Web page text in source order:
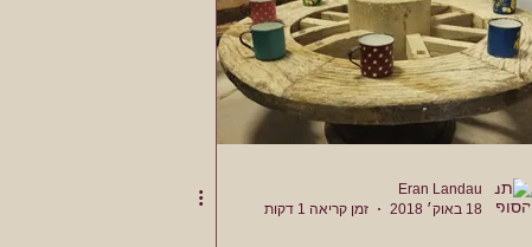
Eran Landau
18 באוק׳ 2018
זמן קריאה 1 דקות